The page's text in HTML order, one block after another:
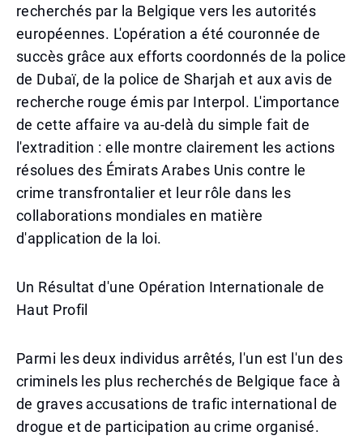
recherchés par la Belgique vers les autorités
européennes. L'opération a été couronnée de
succès grâce aux efforts coordonnés de la police
de Dubaï, de la police de Sharjah et aux avis de
recherche rouge émis par Interpol. L'importance
de cette affaire va au-delà du simple fait de
l'extradition : elle montre clairement les actions
résolues des Émirats Arabes Unis contre le
crime transfrontalier et leur rôle dans les
collaborations mondiales en matière
d'application de la loi.
Un Résultat d'une Opération Internationale de
Haut Profil
Parmi les deux individus arrêtés, l'un est l'un des
criminels les plus recherchés de Belgique face à
de graves accusations de trafic international de
drogue et de participation au crime organisé.